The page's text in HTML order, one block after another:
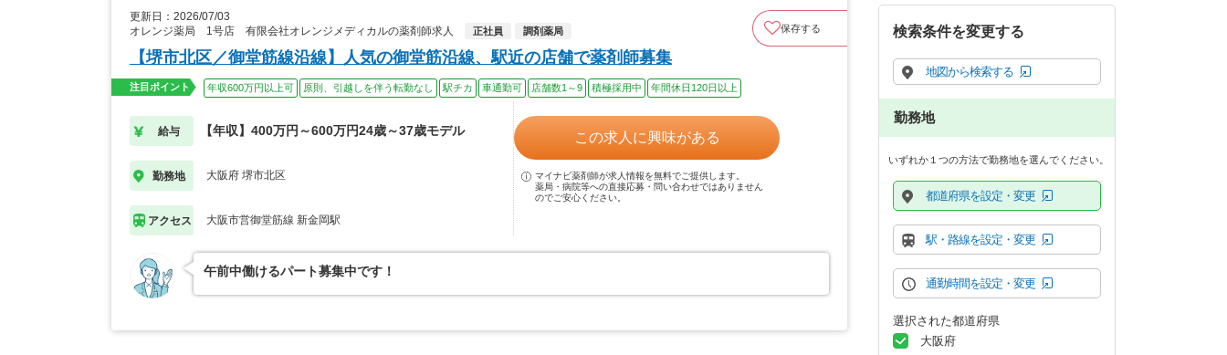
更新日：2026/07/03
オレンジ薬局 1号店 有限会社オレンジメディカルの薬剤師求人
正社員 調剤薬局 保存する
【堺市北区／御堂筋線沿線】人気の御堂筋沿線、駅近の店舗で薬剤師募集
注目ポイント 年収600万円以上可 原則、引越しを伴う転勤なし 駅チカ 車通勤可 店舗数1～9 積極採用中 年間休日120日以上
給与 【年収】400万円～600万円24歳～37歳モデル
勤務地 大阪府 堺市北区
アクセス 大阪市営御堂筋線 新金岡駅
この求人に興味がある
マイナビ薬剤師が求人情報を無料でご提供します。
薬局・病院等への直接応募・問い合わせではありません
のでご安心ください。
午前中働けるパート募集中です！
検索条件を変更する
地図から検索する
勤務地
いずれか１つの方法で勤務地を選んでください。
都道府県を設定・変更
駅・路線を設定・変更
通勤時間を設定・変更
選択された都道府県
大阪府